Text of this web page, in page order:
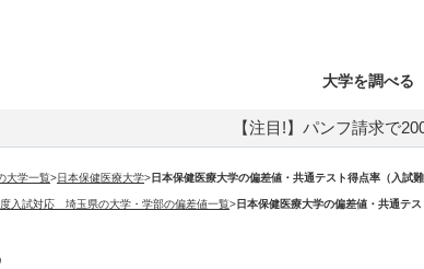
大学を調べる
【注目!】パンフ請求で
大学一覧>日本保健医療大学>日本保健医療大学の偏差値・共通テスト得点率（入試難
入試対応 埼玉県の大学・学部の偏差値一覧>日本保健医療大学の偏差値・共通テス